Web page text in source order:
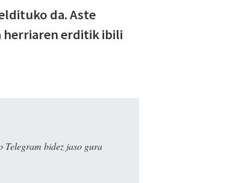
da. Aste
herriaren erditik ibili
Telegram bidez jaso gura